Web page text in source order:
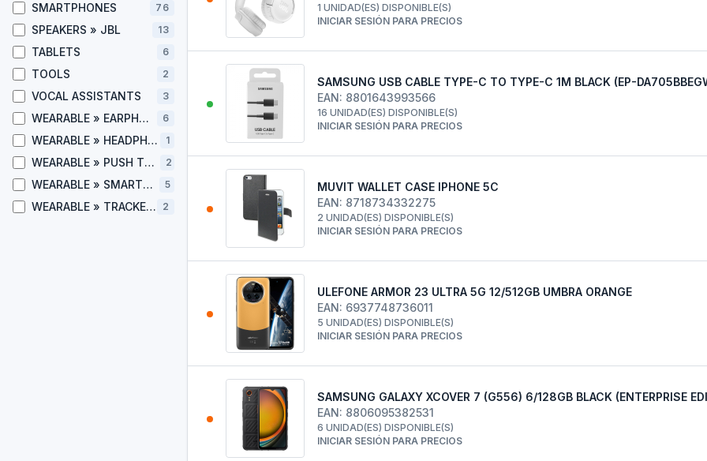
SMARTPHONES 76
SPEAKERS » JBL 13
TABLETS 6
TOOLS 2
VOCAL ASSISTANTS 3
WEARABLE » EARPHONE 6
WEARABLE » HEADPHONES 1
WEARABLE » PUSH TO TALK (PTT) DEVICE 2
WEARABLE » SMARTWATCHES 5
WEARABLE » TRACKERS 2
1 UNIDAD(ES) DISPONIBLE(S)
INICIAR SESIÓN PARA PRECIOS
SAMSUNG USB CABLE TYPE-C TO TYPE-C 1M BLACK (EP-
EAN: 8801643993566
16 UNIDAD(ES) DISPONIBLE(S)
INICIAR SESIÓN PARA PRECIOS
MUVIT WALLET CASE IPHONE 5C
EAN: 8718734332275
2 UNIDAD(ES) DISPONIBLE(S)
INICIAR SESIÓN PARA PRECIOS
ULEFONE ARMOR 23 ULTRA 5G 12/512GB UMBRA ORANGE
EAN: 6937748736011
5 UNIDAD(ES) DISPONIBLE(S)
INICIAR SESIÓN PARA PRECIOS
SAMSUNG GALAXY XCOVER 7 (G556) 6/128GB BLACK (ENTERPRISE
EAN: 8806095382531
6 UNIDAD(ES) DISPONIBLE(S)
INICIAR SESIÓN PARA PRECIOS